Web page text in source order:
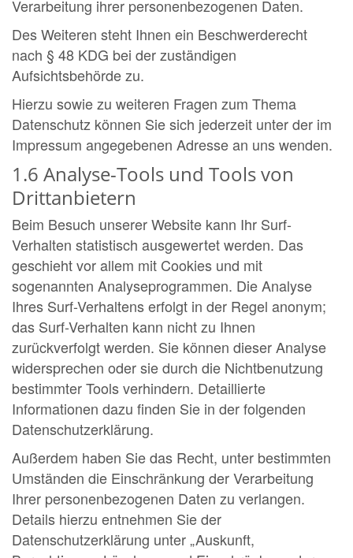
Verarbeitung ihrer personenbezogenen Daten.
Des Weiteren steht Ihnen ein Beschwerderecht
nach § 48 KDG bei der zuständigen
Aufsichtsbehörde zu.
Hierzu sowie zu weiteren Fragen zum Thema
Datenschutz können Sie sich jederzeit unter der im
Impressum angegebenen Adresse an uns wenden.
1.6 Analyse-Tools und Tools von
Drittanbietern
Beim Besuch unserer Website kann Ihr Surf-
Verhalten statistisch ausgewertet werden. Das
geschieht vor allem mit Cookies und mit
sogenannten Analyseprogrammen. Die Analyse
Ihres Surf-Verhaltens erfolgt in der Regel anonym;
das Surf-Verhalten kann nicht zu Ihnen
zurückverfolgt werden. Sie können dieser Analyse
widersprechen oder sie durch die Nichtbenutzung
bestimmter Tools verhindern. Detaillierte
Informationen dazu finden Sie in der folgenden
Datenschutzerklärung.
Außerdem haben Sie das Recht, unter bestimmten
Umständen die Einschränkung der Verarbeitung
Ihrer personenbezogenen Daten zu verlangen.
Details hierzu entnehmen Sie der
Datenschutzerklärung unter „Auskunft,